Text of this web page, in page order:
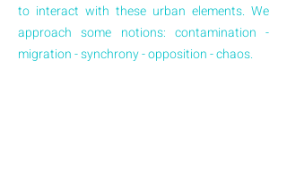
to interact with these urban elements. We
approach some notions: contamination -
migration - synchrony - opposition - chaos.